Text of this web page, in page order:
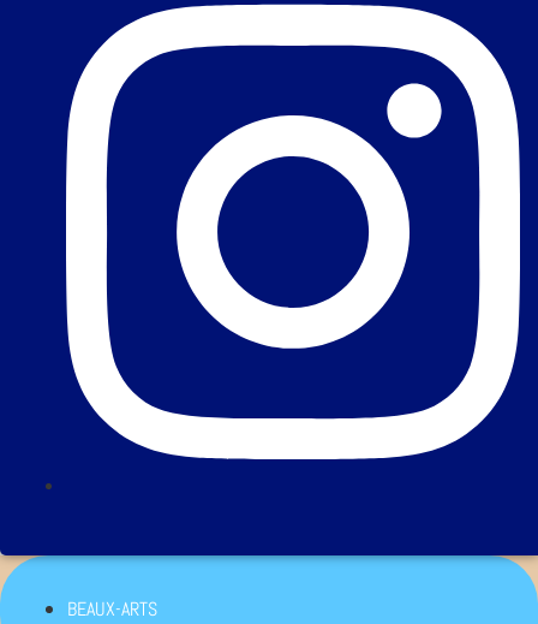
BEAUX-ARTS